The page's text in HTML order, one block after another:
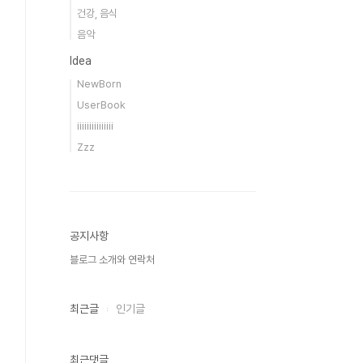
건강, 음식
음악
Idea
NewBorn
UserBook
iiiiiiiiiiiiiii
Zzz
공지사항
블로그 소개와 연락처
최근글 인기글
최근댓글